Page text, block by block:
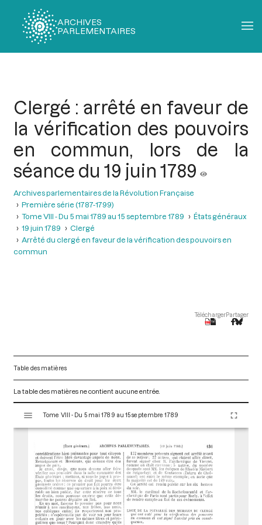
ARCHIVES
PARLEMENTAIRES
Clergé : arrêté en faveur de
la vérification des pouvoirs
en commun, lors de la
séance du 19 juin 1789
Archives parlementaires de la Révolution Française
Première série (1787-1799)
Tome VIII - Du 5 mai 1789 au 15 septembre 1789
États généraux
19 juin 1789
Clergé
Arrêté du clergé en faveur de la vérification des pouvoirs en
commun
TéléchargerPartager
Table des matières
La table des matières ne contient aucune entrée.
s
Tome VIII - Du 5 mai 1789 au 15 septembre 1789